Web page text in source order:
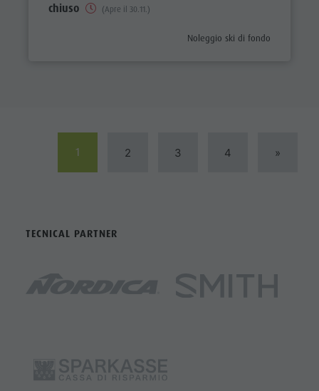
chiuso (Apre il 30.11.)
aria.poi_category_prefix
Noleggio ski di fondo
1 2 3 4 »
TECNICAL PARTNER